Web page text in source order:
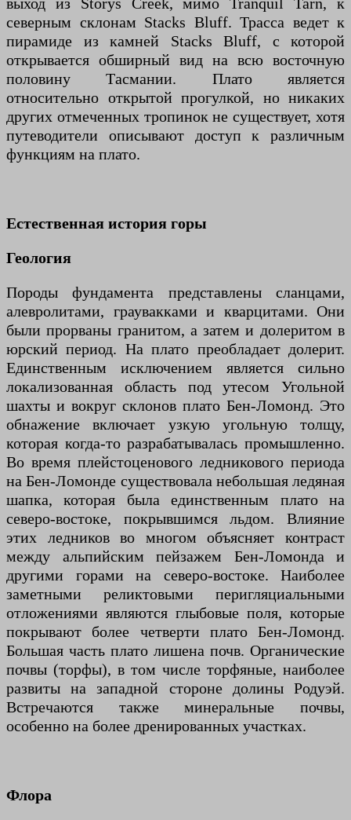
северным склонам Stacks Bluff. Трасса ведет к
пирамиде из камней Stacks Bluff, с которой
открывается обширный вид на всю восточную
половину Тасмании. Плато является
относительно открытой прогулкой, но никаких
других отмеченных тропинок не существует, хотя
путеводители описывают доступ к различным
функциям на плато.
Естественная история горы
Геология
Породы фундамента представлены сланцами,
алевролитами, граувакками и кварцитами. Они
были прорваны гранитом, а затем и долеритом в
юрский период. На плато преобладает долерит.
Единственным исключением является сильно
локализованная область под утесом Угольной
шахты и вокруг склонов плато Бен-Ломонд. Это
обнажение включает узкую угольную толщу,
которая когда-то разрабатывалась промышленно.
Во время плейстоценового ледникового периода
на Бен-Ломонде существовала небольшая ледяная
шапка, которая была единственным плато на
северо-востоке, покрывшимся льдом. Влияние
этих ледников во многом объясняет контраст
между альпийским пейзажем Бен-Ломонда и
другими горами на северо-востоке. Наиболее
заметными реликтовыми перигляциальными
отложениями являются глыбовые поля, которые
покрывают более четверти плато Бен-Ломонд.
Большая часть плато лишена почв. Органические
почвы (торфы), в том числе торфяные, наиболее
развиты на западной стороне долины Родуэй.
Встречаются также минеральные почвы,
особенно на более дренированных участках.
Флора